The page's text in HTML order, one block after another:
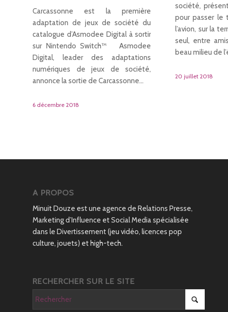
Carcassonne est la première
adaptation de jeux de société du
catalogue d’Asmodee Digital à sortir
sur Nintendo Switch™ Asmodee
Digital, leader des adaptations
numériques de jeux de société,
annonce la sortie de Carcassonne…
6 décembre 2018
société,
pour passer le
l’avion, sur la
seul, entre
beau milieu de
20 juillet 2018
A PROPOS
Minuit Douze est une agence de Relations Presse,
Marketing d’Influence et Social Media spécialisée
dans le Divertissement (jeu vidéo, licences pop
culture, jouets) et high-tech.
RECHERCHER SUR LE SITE